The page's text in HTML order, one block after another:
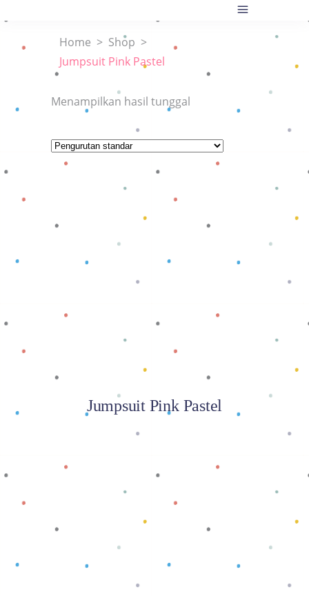
Home > Shop >
Jumpsuit Pink Pastel
Menampilkan hasil tunggal
Baca selengkapnya
Jumpsuit Pink Pastel